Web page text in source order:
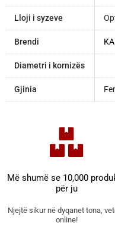
Lloji i syzeve
Brendi
Diametri i kornizës
Gjinia
Më shumë se 10,000
për ju
Njejtë sikur në dyqanet tona,
online!